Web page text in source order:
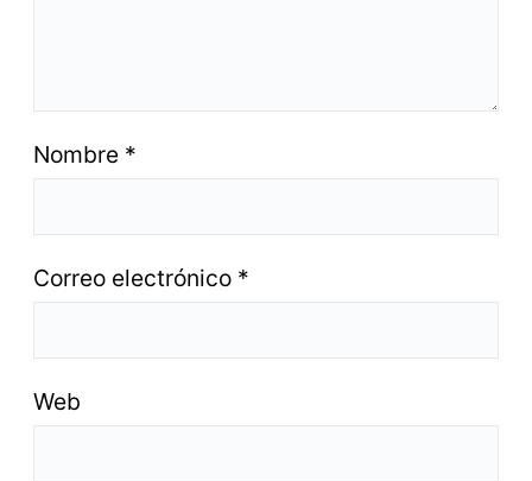
Nombre *
Correo electrónico *
Web